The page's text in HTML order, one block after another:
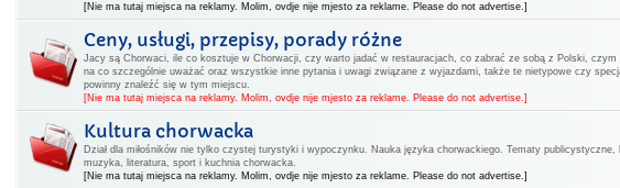
[Nie ma tutaj miejsca na reklamy. Molim, ovdje nije mjesto za reklame. Please do not advertise.]
Ceny, usługi, przepisy, porady różne
Jacy są Chorwaci, ile co kosztuje w Chorwacji, czy warto jadać w restauracjach, co zabrać ze sobą z Polski, czym
na co szczególnie uważać oraz wszystkie inne pytania i uwagi związane z wyjazdami, także te nietypowe czy
powinny znaleźć się w tym miejscu.
[Nie ma tutaj miejsca na reklamy. Molim, ovdje nije mjesto za reklame. Please do not advertise.]
Kultura chorwacka
Dział dla miłośników nie tylko czystej turystyki i wypoczynku. Nauka języka chorwackiego. Tematy publicystyczne,
muzyka, literatura, sport i kuchnia chorwacka.
[Nie ma tutaj miejsca na reklamy. Molim, ovdje nije mjesto za reklame. Please do not advertise.]